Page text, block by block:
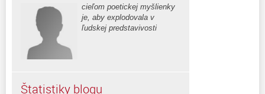
cieľom poetickej myšlienky
je, aby explodovala v
ľudskej predstavivosti
Štatistiky blogu